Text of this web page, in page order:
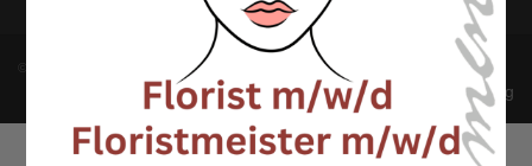
All Rights Reserved 2026 - Powered By
Impressum Datenschutzerklärung